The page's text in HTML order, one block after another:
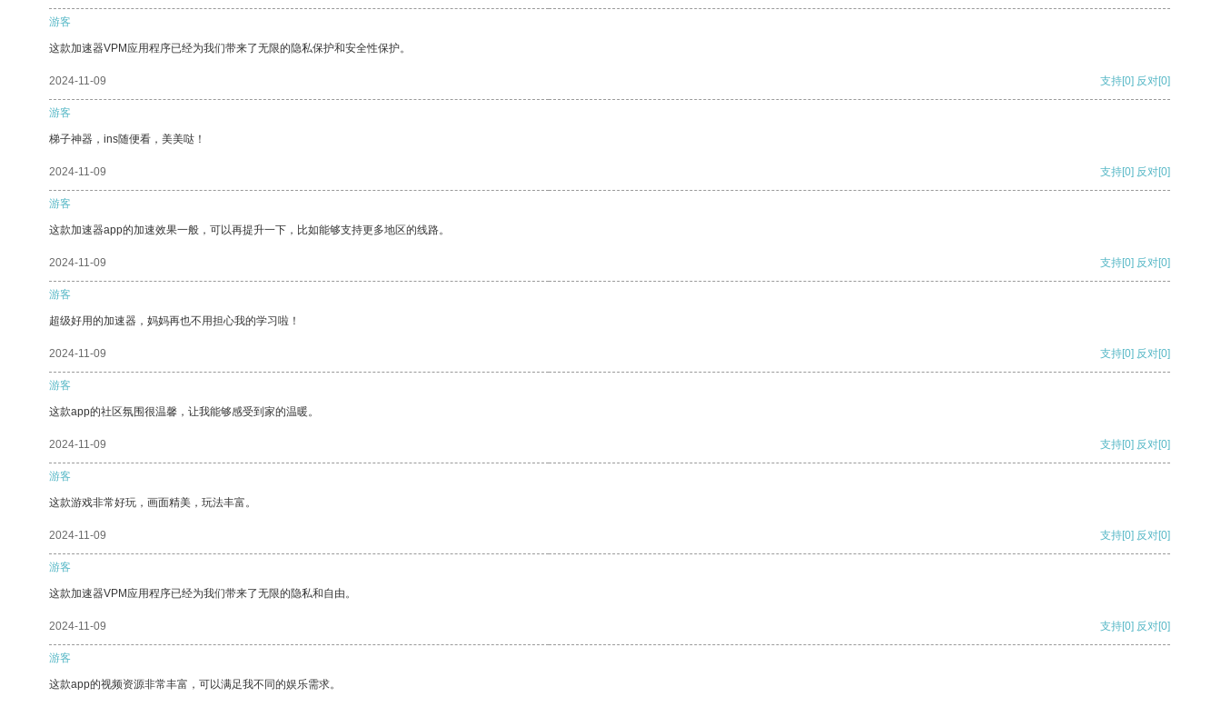
游客
这款加速器VPM应用程序已经为我们带来了无限的隐私保护和安全性保护。
2024-11-09 支持[0] 反对[0]
游客
梯子神器，ins随便看，美美哒！
2024-11-09 支持[0] 反对[0]
游客
这款加速器app的加速效果一般，可以再提升一下，比如能够支持更多地区的线路。
2024-11-09 支持[0] 反对[0]
游客
超级好用的加速器，妈妈再也不用担心我的学习啦！
2024-11-09 支持[0] 反对[0]
游客
这款app的社区氛围很温馨，让我能够感受到家的温暖。
2024-11-09 支持[0] 反对[0]
游客
这款游戏非常好玩，画面精美，玩法丰富。
2024-11-09 支持[0] 反对[0]
游客
这款加速器VPM应用程序已经为我们带来了无限的隐私和自由。
2024-11-09 支持[0] 反对[0]
游客
这款app的视频资源非常丰富，可以满足我不同的娱乐需求。